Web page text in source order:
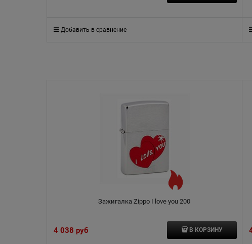
Добавить в сравнение
Зажигалка Zippo I love you 200
4 038 руб В КОРЗИНУ